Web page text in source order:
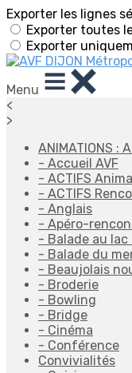
Exporter les lignes
Exporter toutes
Exporter
Menu
<
>
ANIMATIONS :
- Accueil AVF
- ACTIFS
- ACTIFS
- Anglais
- Apéro-
- Balade au lac
- Balade du
- Beaujolais
- Broderie
- Bowling
- Bridge
- Cinéma
- Conférence
Convivialités